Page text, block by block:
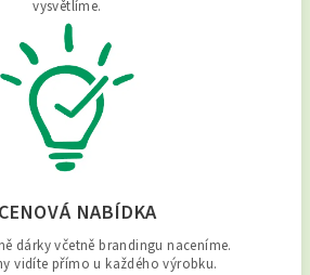
vysvětlíme.
NABÍDKA
dárky včetně brandingu naceníme.
vidíte přímo u každého výrobku.